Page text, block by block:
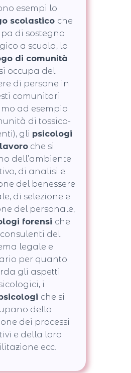
esempi lo
scolastico che
di sostegno
a scuola, lo
di comunità
occupa del
di persone in
comunitari
ad esempio
di tossico-
gli psicologi
che si
dell’ambiente
di analisi e
del benessere
di selezione e
del personale,
forensi che
del
legale e
per quanto
gli aspetti
i
che si
della
dei processi
e della loro
ecc.